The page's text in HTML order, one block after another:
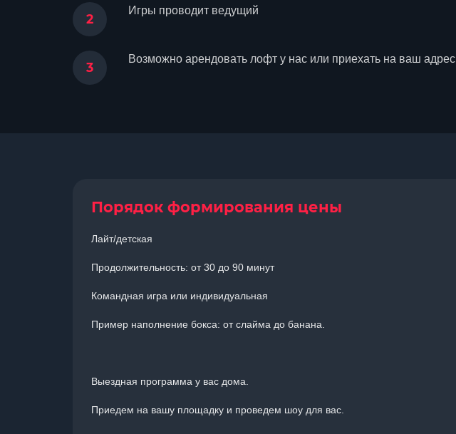
Игры проводит ведущий
Возможно арендовать лофт у нас или приехать на ваш адрес
Порядок формирования цены
Лайт/детская
Продолжительность: от 30 до 90 минут
Командная игра или индивидуальная
Пример наполнение бокса: от слайма до банана.
Выездная программа у вас дома.
Приедем на вашу площадку и проведем шоу для вас.